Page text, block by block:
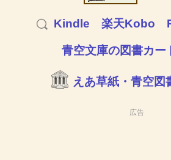
Kindle 楽天Kobo
青空文庫の図書カー
えあ草紙・青空図
広告